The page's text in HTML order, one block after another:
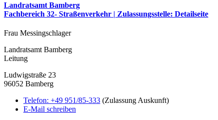
Landratsamt Bamberg
Fachbereich 32- Straßenverkehr | Zulassungsstelle: Detailseite
Frau Messingschlager
Landratsamt Bamberg
Leitung
Ludwigstraße 23
96052 Bamberg
Telefon: +49 951/85-333 (Zulassung Auskunft)
E-Mail schreiben